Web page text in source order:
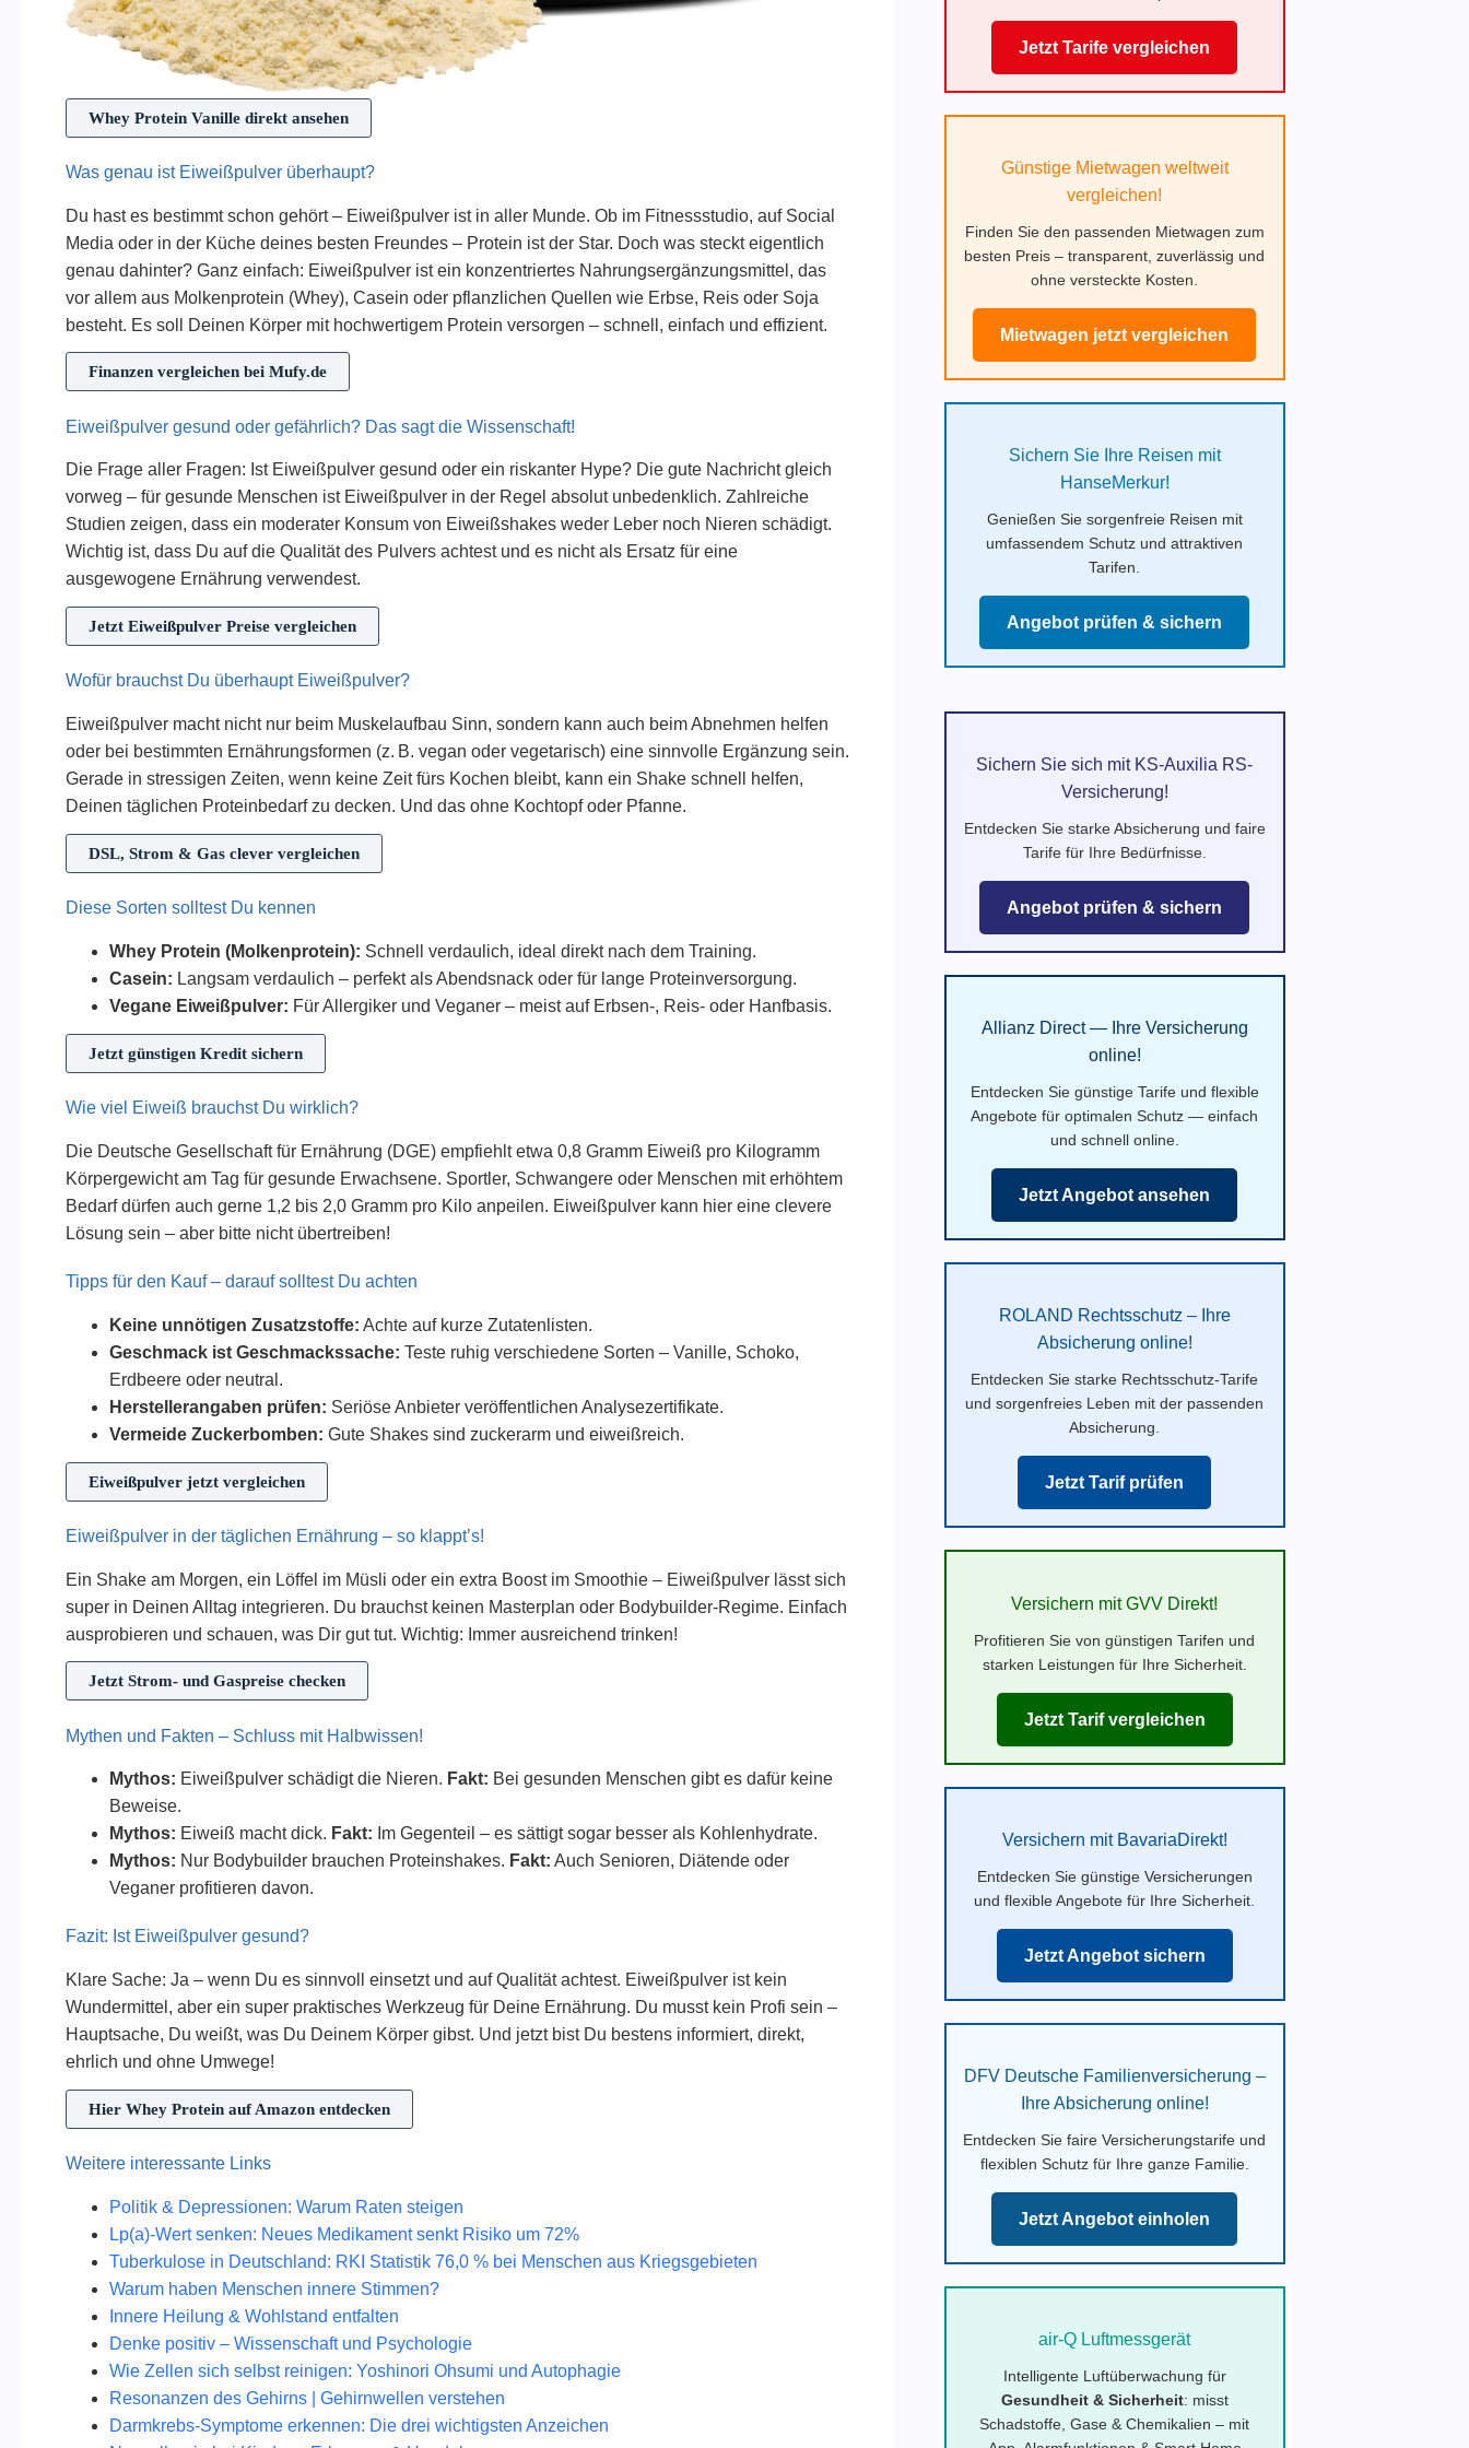
Whey Protein Vanille direkt ansehen
Was genau ist Eiweißpulver überhaupt?
Du hast es bestimmt schon gehört – Eiweißpulver ist in aller Munde. Ob im Fitnessstudio, auf Social
Media oder in der Küche deines besten Freundes – Protein ist der Star. Doch was steckt eigentlich
genau dahinter? Ganz einfach: Eiweißpulver ist ein konzentriertes Nahrungsergänzungsmittel, das
vor allem aus Molkenprotein (Whey), Casein oder pflanzlichen Quellen wie Erbse, Reis oder Soja
besteht. Es soll Deinen Körper mit hochwertigem Protein versorgen – schnell, einfach und effizient.
Finanzen vergleichen bei Mufy.de
Eiweißpulver gesund oder gefährlich? Das sagt die Wissenschaft!
Die Frage aller Fragen: Ist Eiweißpulver gesund oder ein riskanter Hype? Die gute Nachricht gleich
vorweg – für gesunde Menschen ist Eiweißpulver in der Regel absolut unbedenklich. Zahlreiche
Studien zeigen, dass ein moderater Konsum von Eiweißshakes weder Leber noch Nieren schädigt.
Wichtig ist, dass Du auf die Qualität des Pulvers achtest und es nicht als Ersatz für eine
ausgewogene Ernährung verwendest.
Jetzt Eiweißpulver Preise vergleichen
Wofür brauchst Du überhaupt Eiweißpulver?
Eiweißpulver macht nicht nur beim Muskelaufbau Sinn, sondern kann auch beim Abnehmen helfen
oder bei bestimmten Ernährungsformen (z. B. vegan oder vegetarisch) eine sinnvolle Ergänzung sein.
Gerade in stressigen Zeiten, wenn keine Zeit fürs Kochen bleibt, kann ein Shake schnell helfen,
Deinen täglichen Proteinbedarf zu decken. Und das ohne Kochtopf oder Pfanne.
DSL, Strom & Gas clever vergleichen
Diese Sorten solltest Du kennen
Whey Protein (Molkenprotein): Schnell verdaulich, ideal direkt nach dem Training.
Casein: Langsam verdaulich – perfekt als Abendsnack oder für lange Proteinversorgung.
Vegane Eiweißpulver: Für Allergiker und Veganer – meist auf Erbsen-, Reis- oder Hanfbasis.
Jetzt günstigen Kredit sichern
Wie viel Eiweiß brauchst Du wirklich?
Die Deutsche Gesellschaft für Ernährung (DGE) empfiehlt etwa 0,8 Gramm Eiweiß pro Kilogramm
Körpergewicht am Tag für gesunde Erwachsene. Sportler, Schwangere oder Menschen mit erhöhtem
Bedarf dürfen auch gerne 1,2 bis 2,0 Gramm pro Kilo anpeilen. Eiweißpulver kann hier eine clevere
Lösung sein – aber bitte nicht übertreiben!
Tipps für den Kauf – darauf solltest Du achten
Keine unnötigen Zusatzstoffe: Achte auf kurze Zutatenlisten.
Geschmack ist Geschmackssache: Teste ruhig verschiedene Sorten – Vanille, Schoko,
Erdbeere oder neutral.
Herstellerangaben prüfen: Seriöse Anbieter veröffentlichen Analysezertifikate.
Vermeide Zuckerbomben: Gute Shakes sind zuckerarm und eiweißreich.
Eiweißpulver jetzt vergleichen
Eiweißpulver in der täglichen Ernährung – so klappt’s!
Ein Shake am Morgen, ein Löffel im Müsli oder ein extra Boost im Smoothie – Eiweißpulver lässt sich
super in Deinen Alltag integrieren. Du brauchst keinen Masterplan oder Bodybuilder-Regime. Einfach
ausprobieren und schauen, was Dir gut tut. Wichtig: Immer ausreichend trinken!
Jetzt Strom- und Gaspreise checken
Mythen und Fakten – Schluss mit Halbwissen!
Mythos: Eiweißpulver schädigt die Nieren. Fakt: Bei gesunden Menschen gibt es dafür keine
Beweise.
Mythos: Eiweiß macht dick. Fakt: Im Gegenteil – es sättigt sogar besser als Kohlenhydrate.
Mythos: Nur Bodybuilder brauchen Proteinshakes. Fakt: Auch Senioren, Diätende oder
Veganer profitieren davon.
Fazit: Ist Eiweißpulver gesund?
Klare Sache: Ja – wenn Du es sinnvoll einsetzt und auf Qualität achtest. Eiweißpulver ist kein
Wundermittel, aber ein super praktisches Werkzeug für Deine Ernährung. Du musst kein Profi sein –
Hauptsache, Du weißt, was Du Deinem Körper gibst. Und jetzt bist Du bestens informiert, direkt,
ehrlich und ohne Umwege!
Hier Whey Protein auf Amazon entdecken
Weitere interessante Links
Politik & Depressionen: Warum Raten steigen
Lp(a)-Wert senken: Neues Medikament senkt Risiko um 72%
Tuberkulose in Deutschland: RKI Statistik 76,0 % bei Menschen aus Kriegsgebieten
Warum haben Menschen innere Stimmen?
Innere Heilung & Wohlstand entfalten
Denke positiv – Wissenschaft und Psychologie
Wie Zellen sich selbst reinigen: Yoshinori Ohsumi und Autophagie
Resonanzen des Gehirns | Gehirnwellen verstehen
Darmkrebs-Symptome erkennen: Die drei wichtigsten Anzeichen
Jetzt Tarife vergleichen
Günstige Mietwagen weltweit
vergleichen!
Finden Sie den passenden Mietwagen zum
besten Preis – transparent, zuverlässig und
ohne versteckte Kosten.
Mietwagen jetzt vergleichen
Sichern Sie Ihre Reisen mit
HanseMerkur!
Genießen Sie sorgenfreie Reisen mit
umfassendem Schutz und attraktiven
Tarifen.
Angebot prüfen & sichern
Sichern Sie sich mit KS-Auxilia RS-
Versicherung!
Entdecken Sie starke Absicherung und faire
Tarife für Ihre Bedürfnisse.
Angebot prüfen & sichern
Allianz Direct — Ihre Versicherung
online!
Entdecken Sie günstige Tarife und flexible
Angebote für optimalen Schutz — einfach
und schnell online.
Jetzt Angebot ansehen
ROLAND Rechtsschutz – Ihre
Absicherung online!
Entdecken Sie starke Rechtsschutz-Tarife
und sorgenfreies Leben mit der passenden
Absicherung.
Jetzt Tarif prüfen
Versichern mit GVV Direkt!
Profitieren Sie von günstigen Tarifen und
starken Leistungen für Ihre Sicherheit.
Jetzt Tarif vergleichen
Versichern mit BavariaDirekt!
Entdecken Sie günstige Versicherungen
und flexible Angebote für Ihre Sicherheit.
Jetzt Angebot sichern
DFV Deutsche Familienversicherung –
Ihre Absicherung online!
Entdecken Sie faire Versicherungstarife und
flexiblen Schutz für Ihre ganze Familie.
Jetzt Angebot einholen
air-Q Luftmessgerät
Intelligente Luftüberwachung für
Gesundheit & Sicherheit: misst
Schadstoffe, Gase & Chemikalien – mit